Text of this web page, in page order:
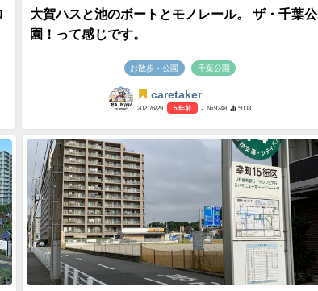
大賀ハスと池のボートとモノレール。 ザ・千葉公
園！って感じです。
お散歩・公園 千葉公園
caretaker
2021/6/29 5 年前 - №9248 5003